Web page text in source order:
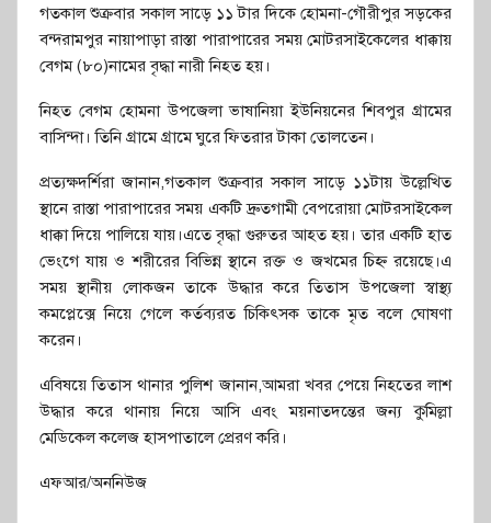
গতকাল শুক্রবার সকাল সাড়ে ১১ টার দিকে হোমনা-গৌরীপুর সড়কের
বন্দরামপুর নায়াপাড়া রাস্তা পারাপারের সময় মোটরসাইকেলের ধাক্কায়
বেগম (৮০)নামের বৃদ্ধা নারী নিহত হয়।
নিহত বেগম হোমনা উপজেলা ভাষানিয়া ইউনিয়নের শিবপুর গ্রামের
বাসিন্দা। তিনি গ্রামে গ্রামে ঘুরে ফিতরার টাকা তোলতেন।
প্রত্যক্ষদর্শিরা জানান,গতকাল শুক্রবার সকাল সাড়ে ১১টায় উল্লেখিত
স্থানে রাস্তা পারাপারের সময় একটি দ্রুতগামী বেপরোয়া মোটরসাইকেল
ধাক্কা দিয়ে পালিয়ে যায়।এতে বৃদ্ধা গুরুতর আহত হয়। তার একটি হাত
ভেংগে যায় ও শরীরের বিভিন্ন স্থানে রক্ত ও জখমের চিহ্ন রয়েছে।এ
সময় স্থানীয় লোকজন তাকে উদ্ধার করে তিতাস উপজেলা স্বাস্থ্য
কমপ্লেক্সে নিয়ে গেলে কর্তব্যরত চিকিৎসক তাকে মৃত বলে ঘোষণা
করেন।
এবিষয়ে তিতাস থানার পুলিশ জানান,আমরা খবর পেয়ে নিহতের লাশ
উদ্ধার করে থানায় নিয়ে আসি এবং ময়নাতদন্তের জন্য কুমিল্লা
মেডিকেল কলেজ হাসপাতালে প্রেরণ করি।
এফআর/অননিউজ